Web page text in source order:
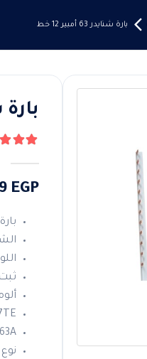
بارة شنايدر 63 أمبير 12 خط
بارة
EGP
بارة
63A التيار الكهربائى